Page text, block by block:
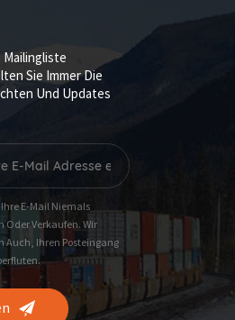
Mailingliste
Sie Immer Die
Und Updates
E-Mail Niemals
Oder Verkaufen. Wir
Auch, Ihren Posteingang